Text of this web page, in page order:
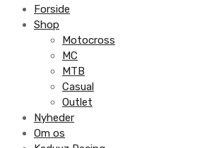
Forside
Shop
Motocross
MC
MTB
Casual
Outlet
Nyheder
Om os